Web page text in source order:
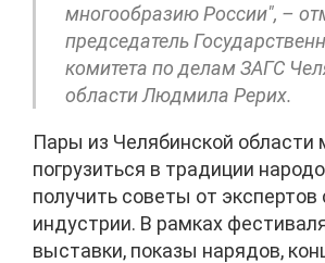
многообразию России", –
председатель
комитета по делам ЗАГС
области Людмила Рерих.
Пары из Челябинской области
погрузиться в традиции
получить советы от экспертов
индустрии. В рамках
выставки, показы нарядов,